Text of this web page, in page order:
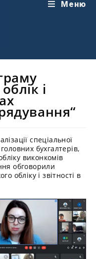
Меню
і
спеціальної
бухгалтерів,
виконкомів
обговорили
обліку і звітності в